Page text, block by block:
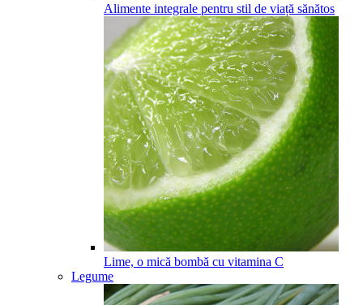
Alimente integrale pentru stil de viață sănătos
Lime, o mică bombă cu vitamina C
Legume